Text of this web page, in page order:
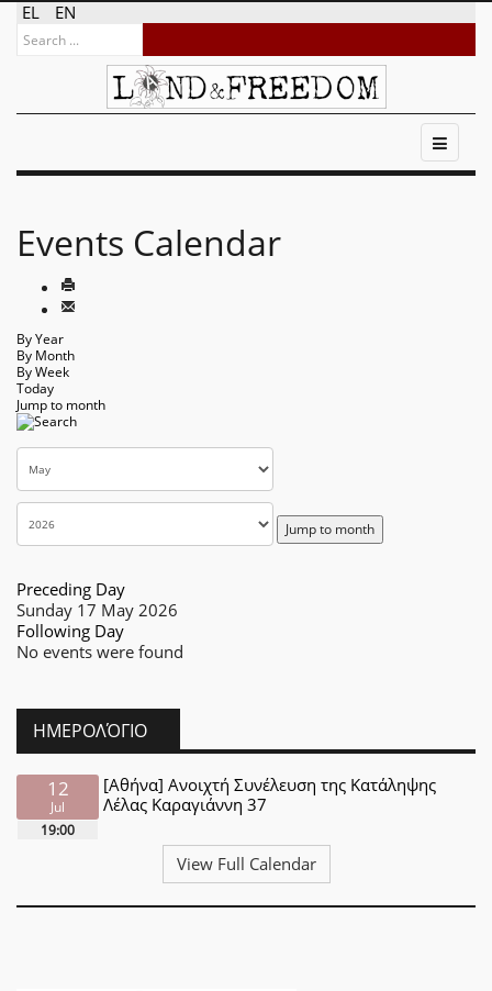
EL EN
Events Calendar
By Year
By Month
By Week
Today
Jump to month
Jump to month
Preceding Day
Sunday 17 May 2026
Following Day
No events were found
ΗΜΕΡΟΛΌΓΙΟ
12
Jul
19:00
[Αθήνα] Ανοιχτή Συνέλευση της Κατάληψης
Λέλας Καραγιάννη 37
View Full Calendar